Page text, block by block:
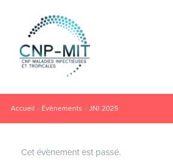
Accueil » Évènements »JNI 2025
Cet évènement est passé.